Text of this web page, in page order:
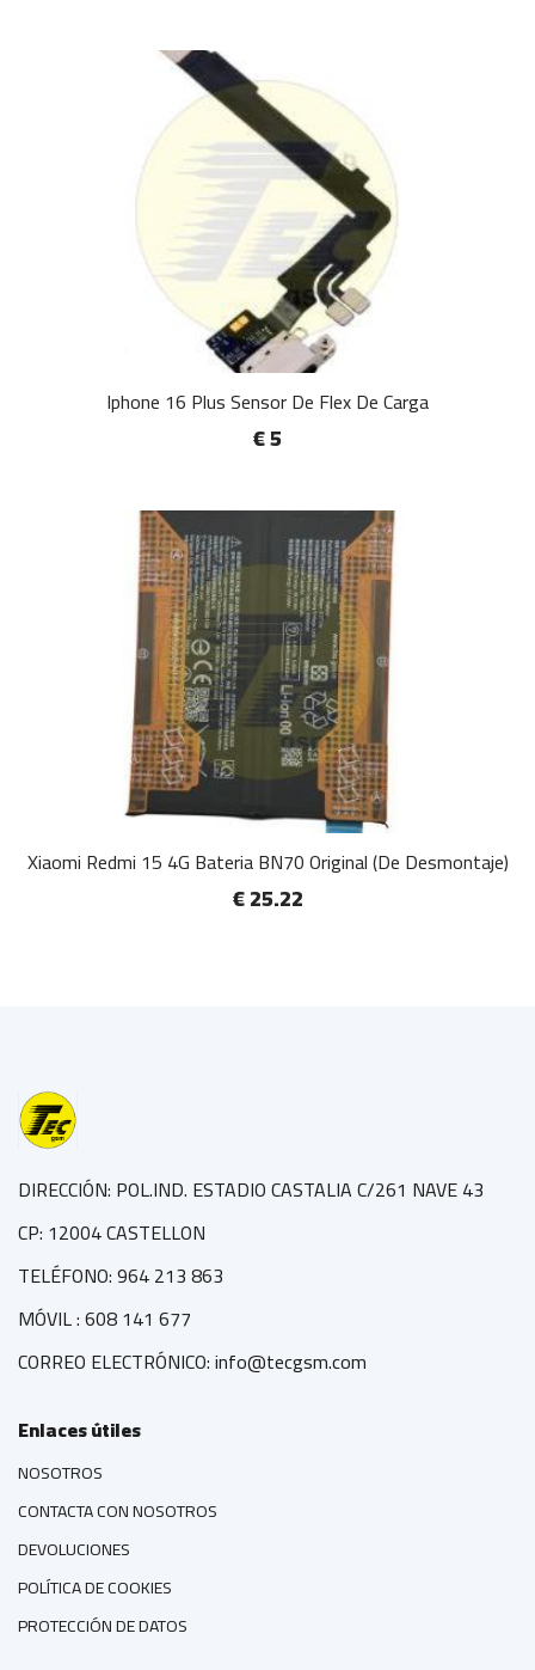
Iphone 16 Plus Sensor De Flex De Carga
€ 5
Xiaomi Redmi 15 4G Bateria BN70 Original (De Desmontaje)
€ 25.22
DIRECCIÓN: POL.IND. ESTADIO CASTALIA C/261 NAVE 43
CP: 12004 CASTELLON
TELÉFONO: 964 213 863
MÓVIL : 608 141 677
CORREO ELECTRÓNICO: info@tecgsm.com
Enlaces útiles
NOSOTROS
CONTACTA CON NOSOTROS
DEVOLUCIONES
POLÍTICA DE COOKIES
PROTECCIÓN DE DATOS